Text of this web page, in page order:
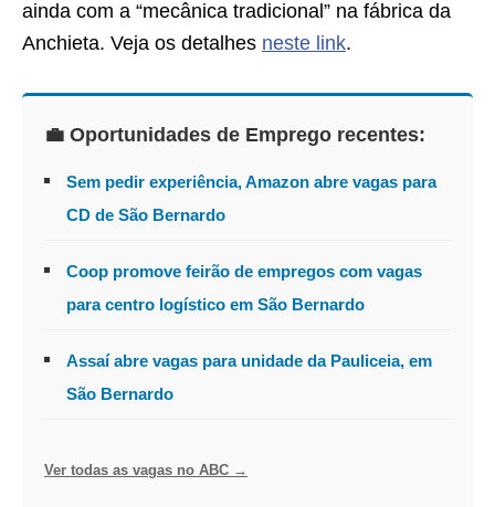
ainda com a “mecânica tradicional” na fábrica da
Anchieta. Veja os detalhes neste link.
💼 Oportunidades de Emprego recentes:
Sem pedir experiência, Amazon abre vagas para
CD de São Bernardo
Coop promove feirão de empregos com vagas
para centro logístico em São Bernardo
Assaí abre vagas para unidade da Pauliceia, em
São Bernardo
Ver todas as vagas no ABC →